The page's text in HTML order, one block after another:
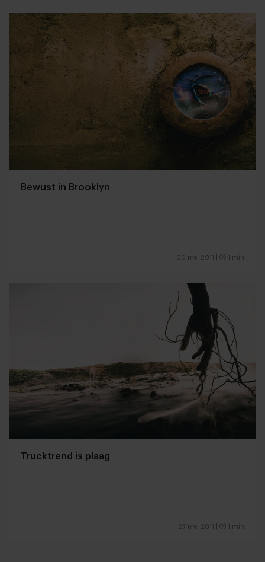
Bewust in Brooklyn
30 mei 2011 1 min
Trucktrend is plaag
27 mei 2011 1 min